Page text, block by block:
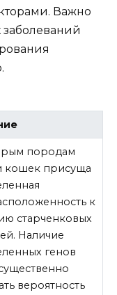
Важно
заболеваний
породам
кошек присуща
к
старченковых
Наличие
генов
вероятность